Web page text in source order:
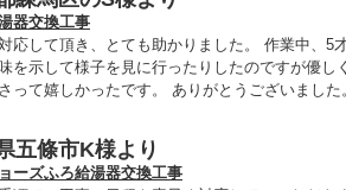
器交換工事
応して頂き、とても助かりました。 作業中、5
を示して様子を見に行ったりしたのですが優し
って嬉しかったです。 ありがとうございました
五條市K様より
ーズふろ給湯器交換工事